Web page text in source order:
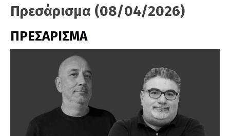
Πρεσάρισμα (08/04/2026)
ΠΡΕΣΑΡΙΣΜΑ